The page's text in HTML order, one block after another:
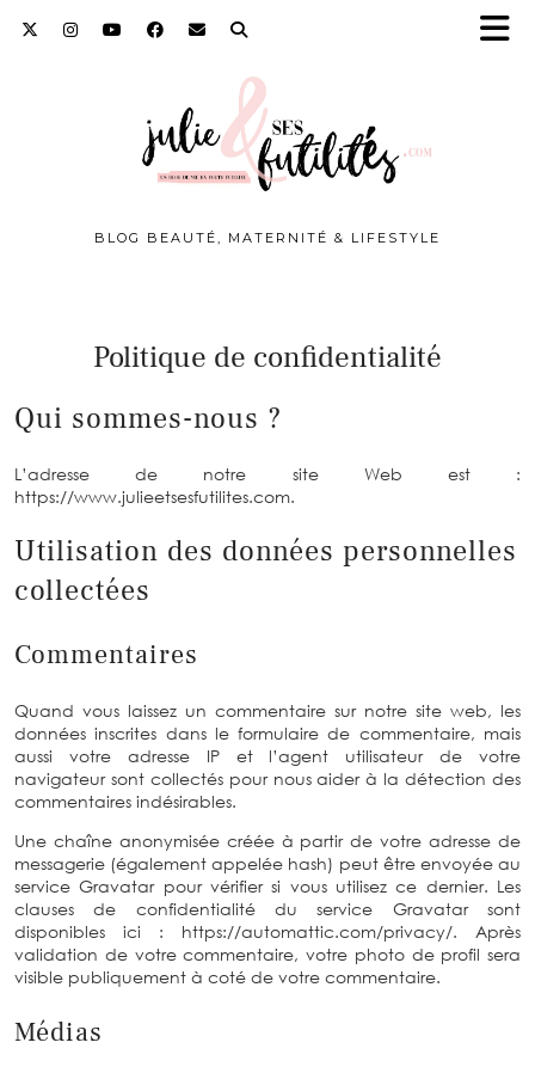
BLOG BEAUTÉ, MATERNITÉ & LIFESTYLE
Politique de confidentialité
Qui sommes-nous ?
L’adresse de notre site Web est :
https://www.julieetsesfutilites.com.
Utilisation des données personnelles
collectées
Commentaires
Quand vous laissez un commentaire sur notre site web, les
données inscrites dans le formulaire de commentaire, mais
aussi votre adresse IP et l’agent utilisateur de votre
navigateur sont collectés pour nous aider à la détection des
commentaires indésirables.
Une chaîne anonymisée créée à partir de votre adresse de
messagerie (également appelée hash) peut être envoyée au
service Gravatar pour vérifier si vous utilisez ce dernier. Les
clauses de confidentialité du service Gravatar sont
disponibles ici : https://automattic.com/privacy/. Après
validation de votre commentaire, votre photo de profil sera
visible publiquement à coté de votre commentaire.
Médias